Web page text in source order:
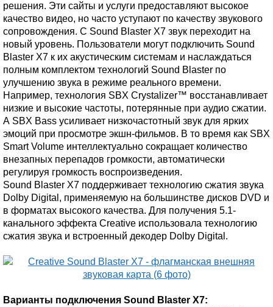
решения. Эти сайты и услуги предоставляют высокое
качество видео, но часто уступают по качеству звукового
сопровождения. С Sound Blaster X7 звук переходит на
новый уровень. Пользователи могут подключить Sound
Blaster X7 к их акустическим системам и наслаждаться
полным комплектом технологий Sound Blaster по
улучшению звука в режиме реального времени.
Например, технология SBX Crystalizer™ восстанавливает
низкие и высокие частоты, потерянные при аудио сжатии.
А SBX Bass усиливает низкочастотный звук для ярких
эмоций при просмотре экшн-фильмов. В то время как SBX
Smart Volume интеллектуально сокращает количество
внезапных перепадов громкости, автоматически
регулируя громкость воспроизведения.
Sound Blaster X7 поддерживает технологию сжатия звука
Dolby Digital, применяемую на большинстве дисков DVD и
в форматах высокого качества. Для получения 5.1-
канального эффекта Creative использовала технологию
сжатия звука и встроенный декодер Dolby Digital.
Варианты подключения Sound Blaster X7: